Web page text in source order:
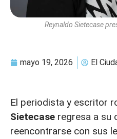
Reynaldo Sietecase
mayo 19, 2026 El
El periodista y escritor
Sietecase regresa a su
reencontrarse con sus